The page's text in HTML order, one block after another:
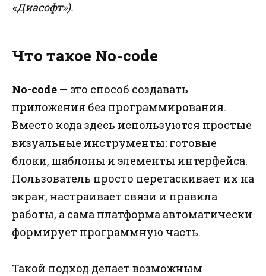
«Диасофт»).
Что такое No-code
No-code — это способ создавать
приложения без программирования.
Вместо кода здесь используются простые
визуальные инструменты: готовые
блоки, шаблоны и элементы интерфейса.
Пользователь просто перетаскивает их на
экран, настраивает связи и правила
работы, а сама платформа автоматически
формирует программную часть.
Такой подход делает возможным